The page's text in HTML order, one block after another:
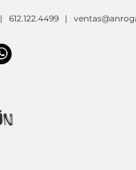
| 612.122.4499 |